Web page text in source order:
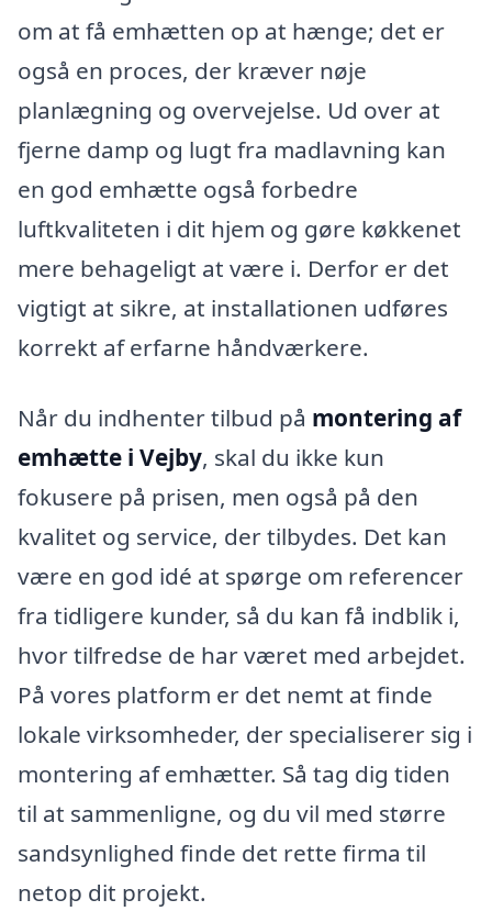
om at få emhætten op at hænge; det er
også en proces, der kræver nøje
planlægning og overvejelse. Ud over at
fjerne damp og lugt fra madlavning kan
en god emhætte også forbedre
luftkvaliteten i dit hjem og gøre køkkenet
mere behageligt at være i. Derfor er det
vigtigt at sikre, at installationen udføres
korrekt af erfarne håndværkere.
Når du indhenter tilbud på montering af
emhætte i Vejby, skal du ikke kun
fokusere på prisen, men også på den
kvalitet og service, der tilbydes. Det kan
være en god idé at spørge om referencer
fra tidligere kunder, så du kan få indblik i,
hvor tilfredse de har været med arbejdet.
På vores platform er det nemt at finde
lokale virksomheder, der specialiserer sig i
montering af emhætter. Så tag dig tiden
til at sammenligne, og du vil med større
sandsynlighed finde det rette firma til
netop dit projekt.